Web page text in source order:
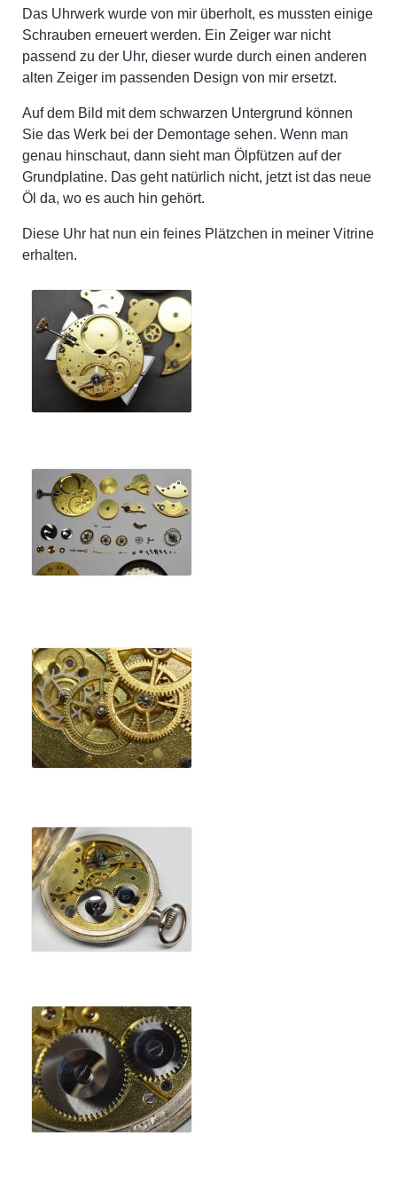
Das Uhrwerk wurde von mir überholt, es mussten einige
Schrauben erneuert werden. Ein Zeiger war nicht
passend zu der Uhr, dieser wurde durch einen anderen
alten Zeiger im passenden Design von mir ersetzt.
Auf dem Bild mit dem schwarzen Untergrund können
Sie das Werk bei der Demontage sehen. Wenn man
genau hinschaut, dann sieht man Ölpfützen auf der
Grundplatine. Das geht natürlich nicht, jetzt ist das neue
Öl da, wo es auch hin gehört.
Diese Uhr hat nun ein feines Plätzchen in meiner Vitrine
erhalten.